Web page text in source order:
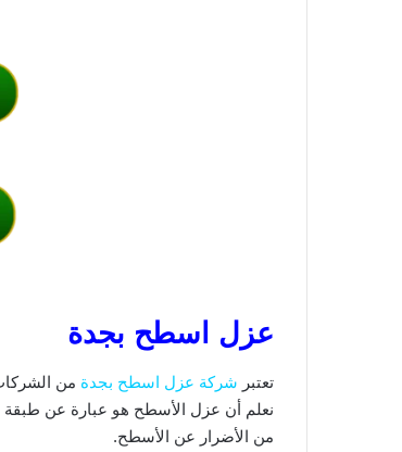
عزل اسطح بجدة
تعتبر شركة عزل اسطح بجدة من
نعلم أن عزل الأسطح هو عبارة عن طبقة
من الأضرار عن الأسطح.